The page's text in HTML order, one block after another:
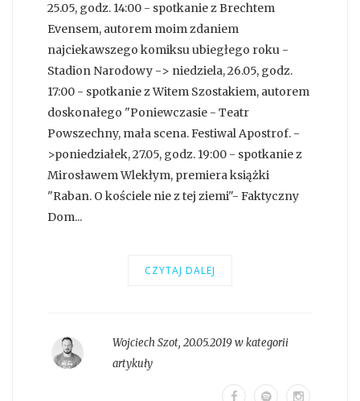
25.05, godz. 14:00 - spotkanie z Brechtem
Evensem, autorem moim zdaniem
najciekawszego komiksu ubiegłego roku -
Stadion Narodowy -> niedziela, 26.05, godz.
17:00 - spotkanie z Witem Szostakiem, autorem
doskonałego "Poniewczasie - Teatr
Powszechny, mała scena. Festiwal Apostrof. -
>poniedziałek, 27.05, godz. 19:00 - spotkanie z
Mirosławem Wlekłym, premiera książki
"Raban. O kościele nie z tej ziemi"- Faktyczny
Dom...
CZYTAJ DALEJ
Wojciech Szot, 20.05.2019 w kategorii
artykuły